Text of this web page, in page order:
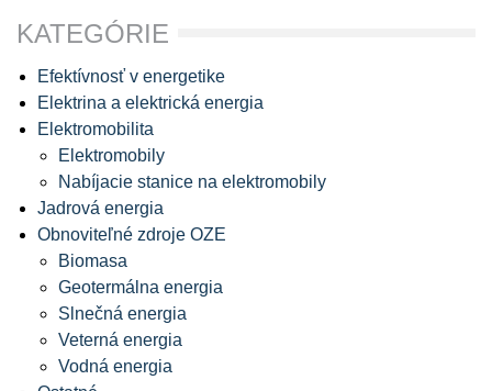
KATEGÓRIE
Efektívnosť v energetike
Elektrina a elektrická energia
Elektromobilita
Elektromobily
Nabíjacie stanice na elektromobily
Jadrová energia
Obnoviteľné zdroje OZE
Biomasa
Geotermálna energia
Slnečná energia
Veterná energia
Vodná energia